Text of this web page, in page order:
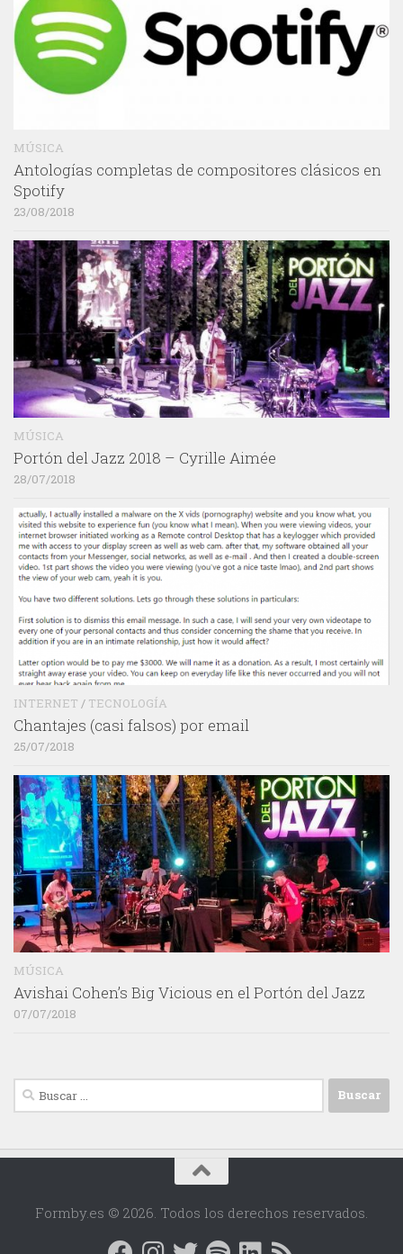
MÚSICA
Antologías completas de compositores clásicos en
Spotify
23/08/2018
MÚSICA
Portón del Jazz 2018 – Cyrille Aimée
28/07/2018
INTERNET / TECNOLOGÍA
Chantajes (casi falsos) por email
25/07/2018
MÚSICA
Avishai Cohen’s Big Vicious en el Portón del Jazz
07/07/2018
Buscar:
Formby.es © 2026. Todos los derechos reservados.